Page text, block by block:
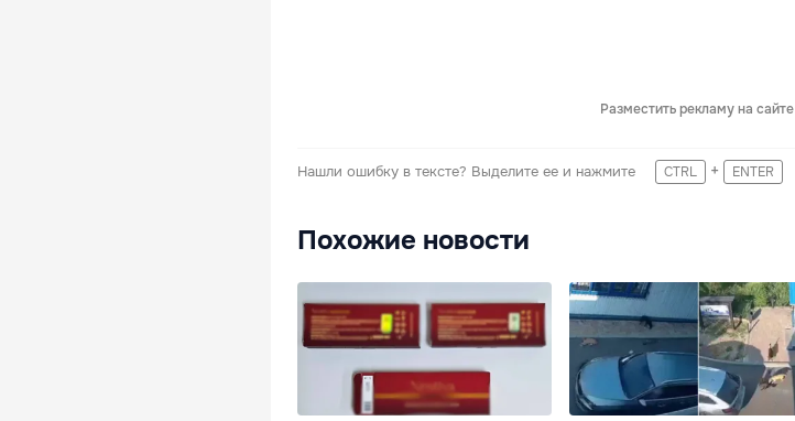
Разместить рекламу на сайте
Нашли ошибку в тексте? Выделите ее и нажмите CTRL + ENTER
Похожие новости